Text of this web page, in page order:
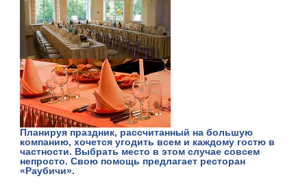
Планируя праздник, рассчитанный на большую
компанию, хочется угодить всем и каждому гостю в
частности. Выбрать место в этом случае совсем
непросто. Свою помощь предлагает ресторан
«Раубичи».